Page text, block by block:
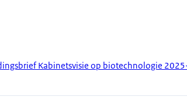
Kabinetsvisie op biotechnologie